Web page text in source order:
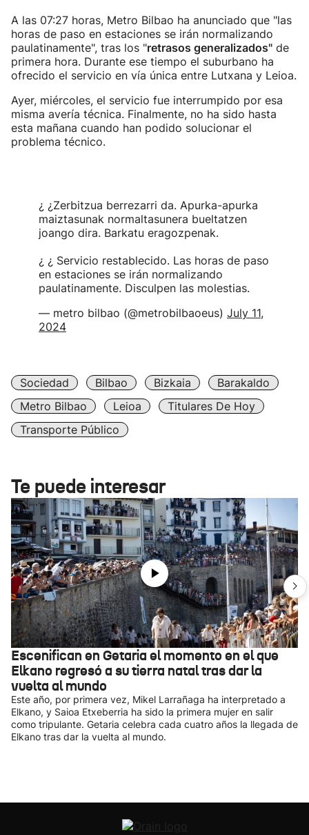
A las 07:27 horas, Metro Bilbao ha anunciado que "las
horas de paso en estaciones se irán normalizando
paulatinamente", tras los "retrasos generalizados" de
primera hora. Durante ese tiempo el suburbano ha
ofrecido el servicio en vía única entre Lutxana y Leioa.
Ayer, miércoles, el servicio fue interrumpido por esa
misma avería técnica. Finalmente, no ha sido hasta
esta mañana cuando han podido solucionar el
problema técnico.
¿ ¿Zerbitzua berrezarri da. Apurka-apurka
maiztasunak normaltasunera bueltatzen
joango dira. Barkatu eragozpenak.
¿ ¿ Servicio restablecido. Las horas de paso
en estaciones se irán normalizando
paulatinamente. Disculpen las molestias.
— metro bilbao (@metrobilbaoeus) July 11,
2024
Sociedad Bilbao Bizkaia
Barakaldo
Metro Bilbao
Leioa
Titulares De Hoy
Transporte Público
Te puede interesar
Escenifican en Getaria el momento en el que
Elkano regresó a su tierra natal tras dar la
vuelta al mundo
Este año, por primera vez, Mikel Larrañaga ha interpretado a
Elkano, y Saioa Etxeberria ha sido la primera mujer en salir
como tripulante. Getaria celebra cada cuatro años la llegada de
Elkano tras dar la vuelta al mundo.